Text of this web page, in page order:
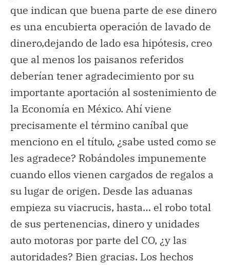
que indican que buena parte de ese dinero
es una encubierta operación de lavado de
dinero,dejando de lado esa hipótesis, creo
que al menos los paisanos referidos
deberían tener agradecimiento por su
importante aportación al sostenimiento de
la Economía en México. Ahí viene
precisamente el término caníbal que
menciono en el título, ¿sabe usted como se
les agradece? Robándoles impunemente
cuando ellos vienen cargados de regalos a
su lugar de origen. Desde las aduanas
empieza su viacrucis, hasta… el robo total
de sus pertenencias, dinero y unidades
auto motoras por parte del CO, ¿y las
autoridades? Bien gracias. Los hechos